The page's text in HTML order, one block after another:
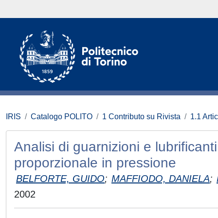
IRIS Catalogo POLITO 1 Contributo su Rivista 1.1
Analisi di guarnizioni e
proporzionale in pressione
BELFORTE, GUIDO; MAFFIODO, DANIELA;
2002